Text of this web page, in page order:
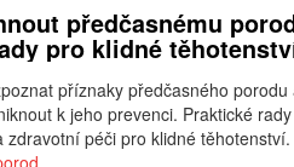
předčasnému
pro klidné
příznaky předčasného porodu
k jeho prevenci. Praktické
zdravotní péči pro klidné těhotenství.